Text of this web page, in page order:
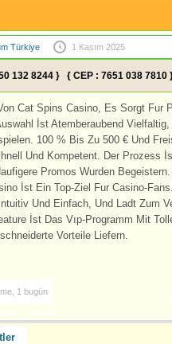
Türkiye 1 Kasım 2025
132 8244 } { CEP : 7651 038 7810
Cat Spins Casino, Es Sorgt Fur
İst Atemberaubend
100 % Bis Zu 500 € Und
Und Kompetent. Der Prozess
Promos Wurden
İst Ein Top-Ziel Fur Casino-
Und Einfach, Und Ladt Zum
İst Das Vıp-Programm Mit
Vorteile Liefern.
1 bugün